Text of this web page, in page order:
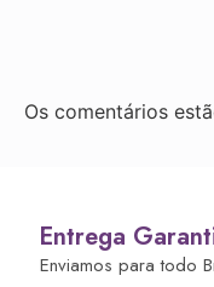
Os comentários
Entrega
Enviamos para todo